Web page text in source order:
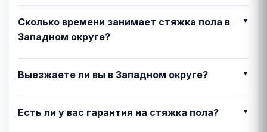
Сколько времени занимает стяжка пола в
Западном округе?
Выезжаете ли вы в Западном округе?
Есть ли у вас гарантия на стяжка пола?